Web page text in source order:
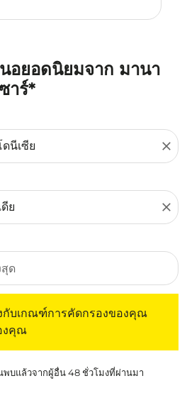
นอยอดนิยมจาก มานา
าร์*
close
close
กับเกณฑ์การคัดกรองของคุณ
งคุณ
บแล้วจากผู้อื่น 48 ชั่วโมงที่ผ่านมา